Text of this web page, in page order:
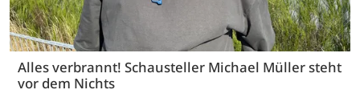
Alles verbrannt! Schausteller Michael Müller steht
vor dem Nichts